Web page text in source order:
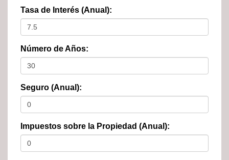
Tasa de Interés (Anual):
Número de Años:
Seguro (Anual):
Impuestos sobre la Propiedad (Anual):